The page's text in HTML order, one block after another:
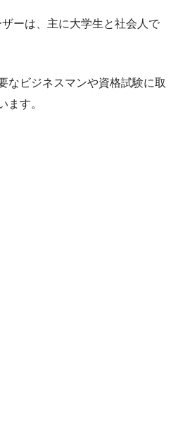
ザーは、主に大学生と社会人で
なビジネスマンや資格試験に取
ます。